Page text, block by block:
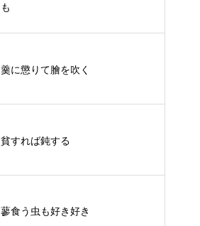
も
羹に懲りて膾を吹く
貧すれば鈍する
蓼食う虫も好き好き